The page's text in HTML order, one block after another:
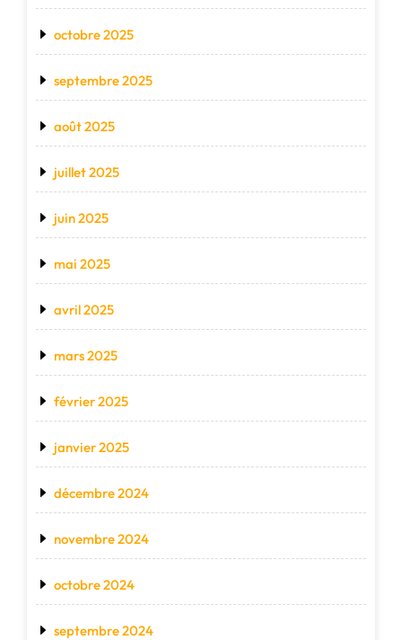
octobre 2025
septembre 2025
août 2025
juillet 2025
juin 2025
mai 2025
avril 2025
mars 2025
février 2025
janvier 2025
décembre 2024
novembre 2024
octobre 2024
septembre 2024